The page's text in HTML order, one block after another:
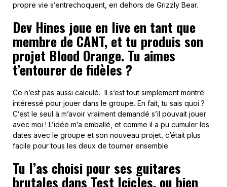
propre vie s’entrechoquent, en dehors de Grizzly Bear.
Dev Hines joue en live en tant que
membre de CANT, et tu produis son
projet Blood Orange. Tu aimes
t’entourer de fidèles ?
Ce n’est pas aussi calculé. Il s’est tout simplement montré
intéressé pour jouer dans le groupe. En fait, tu sais quoi ?
C’est le seul à m’avoir vraiment demandé s’il pouvait jouer
avec moi ! L’idée m’a emballé, et comme il a pu cumuler les
dates avec le groupe et son nouveau projet, c’était plus
facile pour tous les deux de tourner ensemble.
Tu l’as choisi pour ses guitares
brutales dans Test Icicles, ou bien